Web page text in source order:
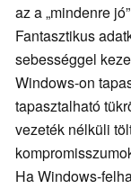
az a „mindenre
Fantasztikus
sebességgel
Windows-on
tapasztalható
vezeték nélküli
Ha Windows-